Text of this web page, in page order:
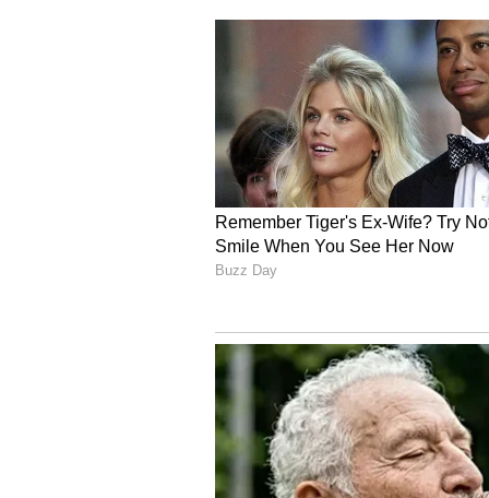
ಕುರುಕ್ಷೇತ್ರ ಸಿನಿಮಾ
14 ದಿನ ನ್ಯಾಯಾಂಗ ಬಂಧನ!
ಮಹಾಭಾರತದ ವಿಲನ್ ದುರ್ಯೋಧನನ
ಹೆದರುತ್ತಾ ಇದ್ದದ್ದು. ಆದ್ರೆ, ದರ್ಶನ್
ಕೌರವೇಂದ್ರನಾಗಿ ಬಣ್ಣ ಹಚ್ಚಿ ನಟನೆಯಲ್ಲಿ
ಅಭಿನಯಿಸಿದ್ದಾನೆ. ಒಂದೊಂದು
ಸಿನಿ ಜೀವನದಲ್ಲಿ ಆತನಿಗೆ ಒಂದು ದೊಡ್ಡ
ಹಳಿ ತಪ್ಪಿರುವ ಬದುಕಿನ ಹಿಂದೆ ಆ
ಅನುಮಾನಕ್ಕೆ ಕಾರಣವಾಗಿರೋದು
ಕಾಡ್ತಿದ್ದ ಆ ಭಯ.
ಕೌರವೇಂದ್ರನ ಪಾತ್ರದಿಂದ ನಿಜ